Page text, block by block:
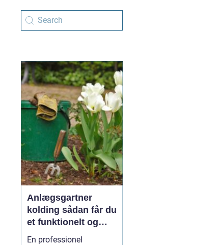
Anlægsgartner
kolding sådan får du
et funktionelt og
indbydende uderum
En professionel